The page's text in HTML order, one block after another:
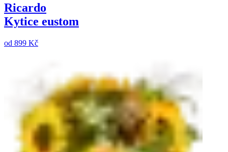
Ricardo
Kytice eustom
od 899 Kč